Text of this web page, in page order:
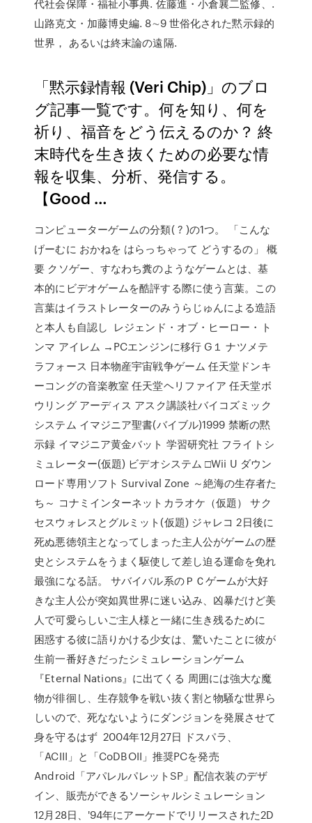
代社会保障・福祉小事典. 佐藤進・小倉襄二監修、.
山路克文・加藤博史編. 8∼9 世俗化された黙示録的
世界， あるいは終末論の遠隔.
「黙示録情報 (Veri Chip)」のブロ
グ記事一覧です。何を知り、何を
祈り、福音をどう伝えるのか？ 終
末時代を生き抜くための必要な情
報を収集、分析、発信する。
【Good …
コンピューターゲームの分類( ? )の1つ。 「こんな
げーむに おかねを はらっちゃって どうするの」 概
要 クソゲー、すなわち糞のようなゲームとは、基
本的にビデオゲームを酷評する際に使う言葉。この
言葉はイラストレーターのみうらじゅんによる造語
と本人も自認し レジェンド・オブ・ヒーロー・ト
ンマ アイレム →PCエンジンに移行 G１ ナツメテ
ラフォース 日本物産宇宙戦争ゲーム 任天堂ドンキ
ーコングの音楽教室 任天堂ヘリファイア 任天堂ボ
ウリング アーディス アスク講談社バイコズミック
システム イマジニア聖書(バイブル)1999 禁断の黙
示録 イマジニア黄金バット 学習研究社 フライトシ
ミュレーター(仮題) ビデオシステム □Wii U ダウン
ロード専用ソフト Survival Zone ～絶海の生存者た
ち～ コナミインターネットカラオケ（仮題） サク
セスウォレスとグルミット(仮題) ジャレコ 2日後に
死ぬ悪徳領主となってしまった主人公がゲームの歴
史とシステムをうまく駆使して差し迫る運命を免れ
最強になる話。 サバイバル系のＰＣゲームが大好
きな主人公が突如異世界に迷い込み、凶暴だけど美
人で可愛らしいご主人様と一緒に生き残るために
困惑する彼に語りかける少女は、驚いたことに彼が
生前一番好きだったシミュレーションゲーム
『Eternal Nations』に出てくる 周囲には強大な魔
物が徘徊し、生存競争を戦い抜く割と物騒な世界ら
しいので、死なないようにダンジョンを発展させて
身を守るはず 2004年12月27日 ドスパラ、
「ACIII」と「CoDBOII」推奨PCを発売
Android「アパレルパレットSP」配信衣装のデザ
イン、販売ができるソーシャルシミュレーション
12月28日、'94年にアーケードでリリースされた2D